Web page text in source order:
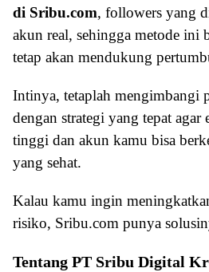
di Sribu.com, followers yang
akun real, sehingga metode ini
tetap akan mendukung
Intinya, tetaplah mengimbangi
dengan strategi yang tepat agar
tinggi dan akun kamu bisa
yang sehat.
Kalau kamu ingin
risiko, Sribu.com punya
Tentang PT Sribu Digital